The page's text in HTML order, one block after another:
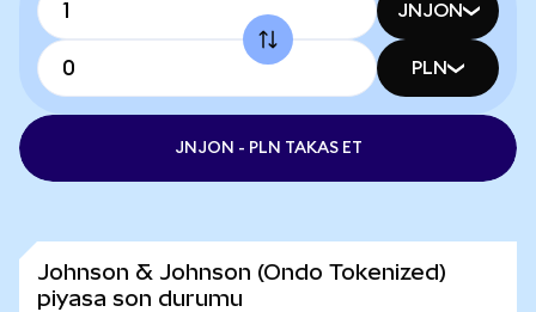
JNJON
PLN
JNJON - PLN TAKAS ET
Johnson & Johnson (Ondo Tokenized)
piyasa son durumu